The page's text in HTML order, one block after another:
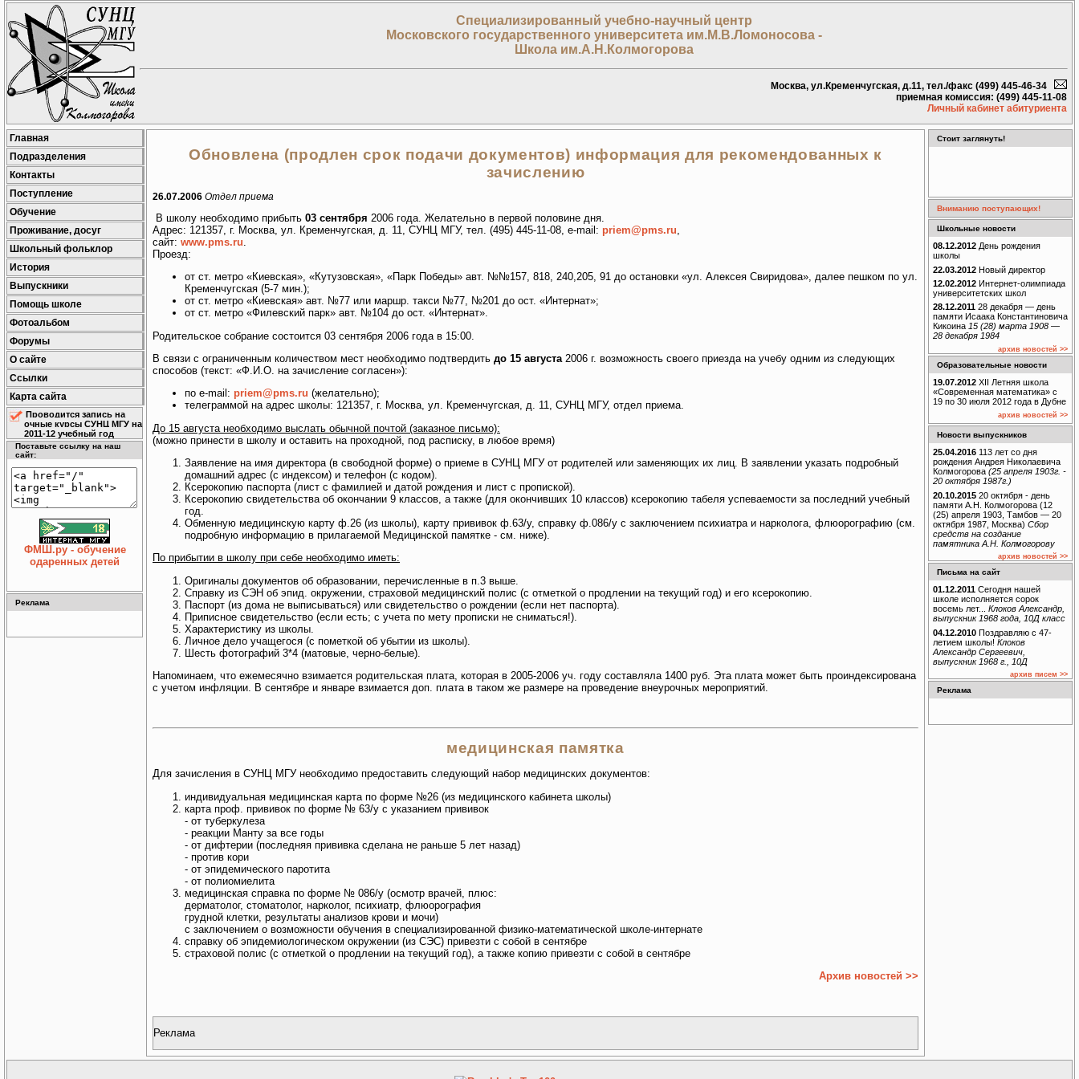
Специализированный учебно-научный центр
Московского государственного университета им.М.В.Ломоносова -
Школа им.А.Н.Колмогорова
Москва, ул.Кременчугская, д.11, тел./факс (499) 445-46-34
приемная комиссия: (499) 445-11-08
Личный кабинет абитуриента
Главная
Подразделения
Контакты
Поступление
Обучение
Проживание, досуг
Школьный фольклор
История
Выпускники
Помощь школе
Фотоальбом
Форумы
О сайте
Ссылки
Карта сайта
Проводится запись на
очные курсы СУНЦ МГУ на
2011-12 учебный год
Поставьте ссылку на наш
сайт:
ФМШ.ру - обучение
одаренных детей
Реклама
Обновлена (продлен срок подачи документов) информация для рекомендованных к
зачислению
26.07.2006 Отдел приема
В школу необходимо прибыть 03 сентября 2006 года. Желательно в первой половине дня.
Адрес: 121357, г. Москва, ул. Кременчугская, д. 11, СУНЦ МГУ, тел. (495) 445-11-08, e-mail: priem@pms.ru,
сайт: www.pms.ru.
Проезд:
от ст. метро «Киевская», «Кутузовская», «Парк Победы» авт. №№157, 818, 240,205, 91 до остановки «ул. Алексея Свиридова», далее пешком по ул.
Кременчугская (5-7 мин.);
от ст. метро «Киевская» авт. №77 или маршр. такси №77, №201 до ост. «Интернат»;
от ст. метро «Филевский парк» авт. №104 до ост. «Интернат».
Родительское собрание состоится 03 сентября 2006 года в 15:00.
В связи с ограниченным количеством мест необходимо подтвердить до 15 августа 2006 г. возможность своего приезда на учебу одним из следующих
способов (текст: «Ф.И.О. на зачисление согласен»):
по e-mail: priem@pms.ru (желательно);
телеграммой на адрес школы: 121357, г. Москва, ул. Кременчугская, д. 11, СУНЦ МГУ, отдел приема.
До 15 августа необходимо выслать обычной почтой (заказное письмо):
(можно принести в школу и оставить на проходной, под расписку, в любое время)
Заявление на имя директора (в свободной форме) о приеме в СУНЦ МГУ от родителей или заменяющих их лиц. В заявлении указать подробный
домашний адрес (с индексом) и телефон (с кодом).
Ксерокопию паспорта (лист с фамилией и датой рождения и лист с пропиской).
Ксерокопию свидетельства об окончании 9 классов, а также (для окончивших 10 классов) ксерокопию табеля успеваемости за последний учебный
год.
Обменную медицинскую карту ф.26 (из школы), карту прививок ф.63/у, справку ф.086/у с заключением психиатра и нарколога, флюорографию (см.
подробную информацию в прилагаемой Медицинской памятке - см. ниже).
По прибытии в школу при себе необходимо иметь:
Оригиналы документов об образовании, перечисленные в п.3 выше.
Справку из СЭН об эпид. окружении, страховой медицинский полис (с отметкой о продлении на текущий год) и его ксерокопию.
Паспорт (из дома не выписываться) или свидетельство о рождении (если нет паспорта).
Приписное свидетельство (если есть; с учета по мету прописки не сниматься!).
Характеристику из школы.
Личное дело учащегося (с пометкой об убытии из школы).
Шесть фотографий 3*4 (матовые, черно-белые).
Напоминаем, что ежемесячно взимается родительская плата, которая в 2005-2006 уч. году составляла 1400 руб. Эта плата может быть проиндексирована
с учетом инфляции. В сентябре и январе взимается доп. плата в таком же размере на проведение внеурочных мероприятий.
медицинская памятка
Для зачисления в СУНЦ МГУ необходимо предоставить следующий набор медицинских документов:
индивидуальная медицинская карта по форме №26 (из медицинского кабинета школы)
карта проф. прививок по форме № 63/у с указанием прививок
- от туберкулеза
- реакции Манту за все годы
- от дифтерии (последняя прививка сделана не раньше 5 лет назад)
- против кори
- от эпидемического паротита
- от полиомиелита
медицинская справка по форме № 086/у (осмотр врачей, плюс:
дерматолог, стоматолог, нарколог, психиатр, флюорография
грудной клетки, результаты анализов крови и мочи)
с заключением о возможности обучения в специализированной физико-математической школе-интернате
справку об эпидемиологическом окружении (из СЭС) привезти с собой в сентябре
страховой полис (с отметкой о продлении на текущий год), а также копию привезти с собой в сентябре
Архив новостей >>
Реклама
Стоит заглянуть!
Вниманию поступающих!
Школьные новости
08.12.2012 День рождения
школы
22.03.2012 Новый директор
12.02.2012 Интернет-олимпиада
университетских школ
28.12.2011 28 декабря — день
памяти Исаака Константиновича
Кикоина 15 (28) марта 1908 —
28 декабря 1984
архив новостей >>
Образовательные новости
19.07.2012 XII Летняя школа
«Современная математика» с
19 по 30 июля 2012 года в Дубне
архив новостей >>
Новости выпускников
25.04.2016 113 лет со дня
рождения Андрея Николаевича
Колмогорова (25 апреля 1903г. -
20 октября 1987г.)
20.10.2015 20 октября - день
памяти А.Н. Колмогорова (12
(25) апреля 1903, Тамбов — 20
октября 1987, Москва) Сбор
средств на создание
памятника А.Н. Колмогорову
архив новостей >>
Письма на сайт
01.12.2011 Сегодня нашей
школе исполняется сорок
восемь лет... Клоков Александр,
выпускник 1968 года, 10Д класс
04.12.2010 Поздравляю с 47-
летием школы! Клоков
Александр Сергеевич,
выпускник 1968 г., 10Д
архив писем >>
Реклама